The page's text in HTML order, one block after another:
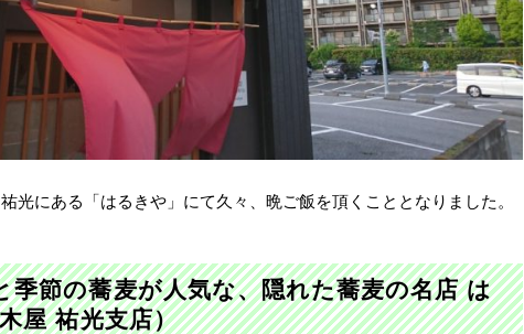
光にある「はるきや」にて久々、晩ご飯を頂くこととなりました。
季節の蕎麦が人気な、隠れた蕎麦の名店 は
屋 祐光支店）